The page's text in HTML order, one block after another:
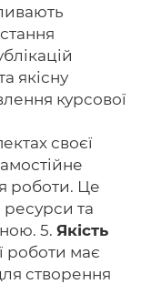
якісну
курсової
своєї
роботи. Це
та
5. Якість
роботи має
створення